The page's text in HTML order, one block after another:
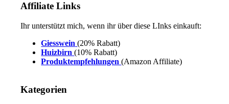
Affiliate Links
Ihr unterstützt mich, wenn ihr über diese LInks einkauft:
Giesswein (20% Rabatt)
Huizbirn(10% Rabatt)
Produktempfehlungen(Amazon Affiliate)
Kategorien